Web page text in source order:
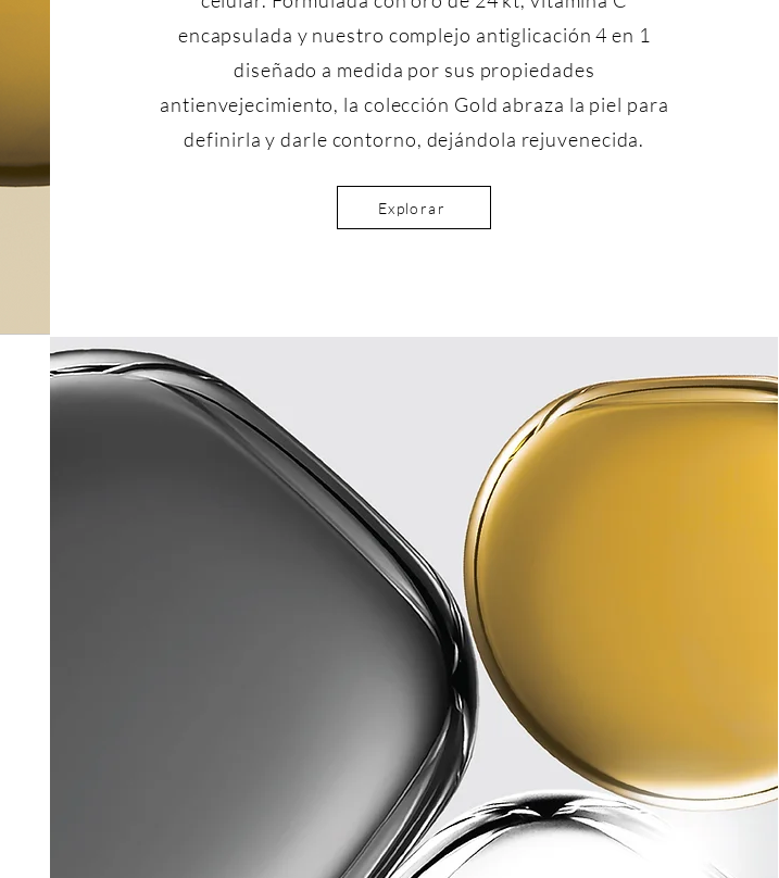
encapsulada y nuestro complejo antiglicación 4 en 1
diseñado a medida por sus propiedades
antienvejecimiento, la colección Gold abraza la piel para
definirla y darle contorno, dejándola rejuvenecida.
Explorar